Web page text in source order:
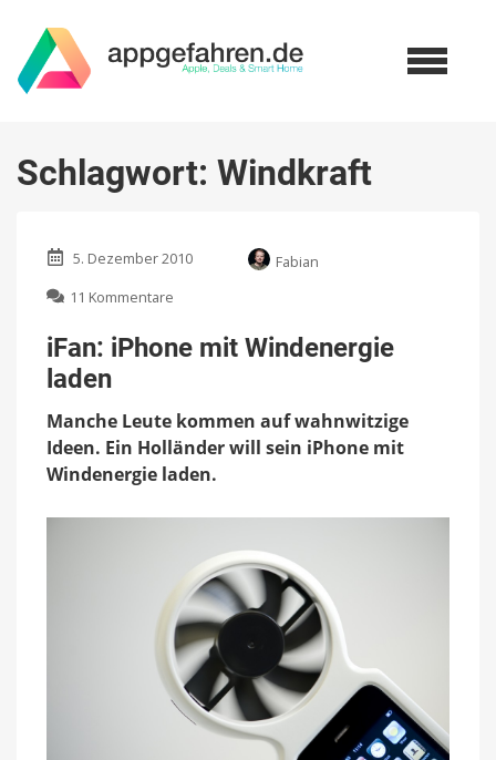
Schlagwort: Windkraft
5. Dezember 2010
Fabian
11 Kommentare
iPhone
mit
iFan: iPhone mit Windenergie
laden
Manche Leute kommen auf wahnwitzige
Ideen. Ein Holländer will sein iPhone mit
Windenergie laden.